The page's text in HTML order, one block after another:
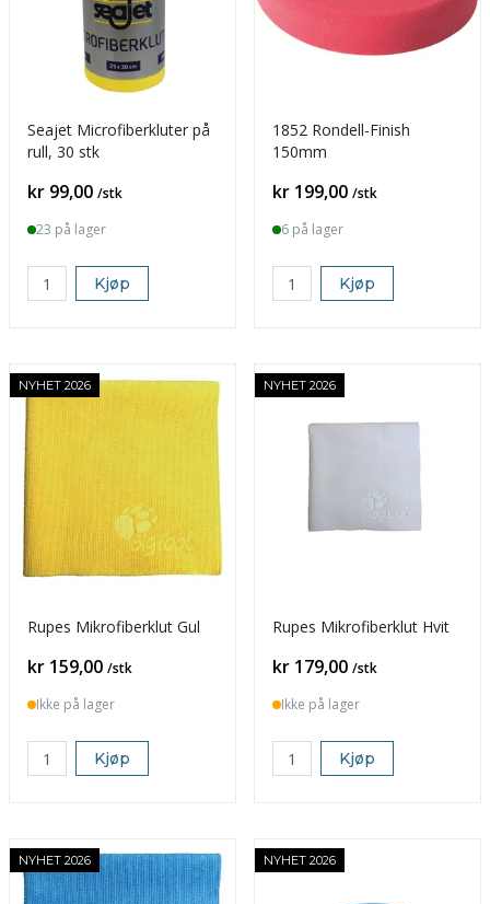
Seajet Microfiberkluter på
rull, 30 stk
Pris
kr 99,00 /stk
23 på lager
Kjøp
1852 Rondell-Finish
150mm
Pris
kr 199,00 /stk
6 på lager
Kjøp
NYHET 2026
Rupes Mikrofiberklut Gul
Pris
kr 159,00 /stk
Ikke på lager
Kjøp
NYHET 2026
Rupes Mikrofiberklut Hvit
Pris
kr 179,00 /stk
Ikke på lager
Kjøp
NYHET 2026 NYHET 2026